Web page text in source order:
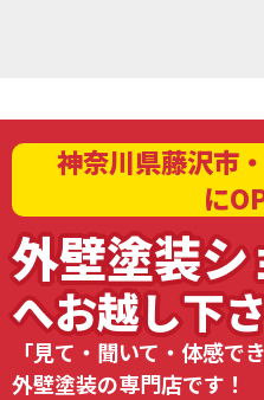
神奈川県藤沢市
に
外壁塗装
へお越し下
「見て・聞いて・体感で
外壁塗装の専門店です！